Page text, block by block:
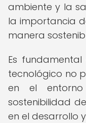
ambiente y la
la importancia
manera
Es
tecnológico no
en el
sostenibilidad
en el desarrollo